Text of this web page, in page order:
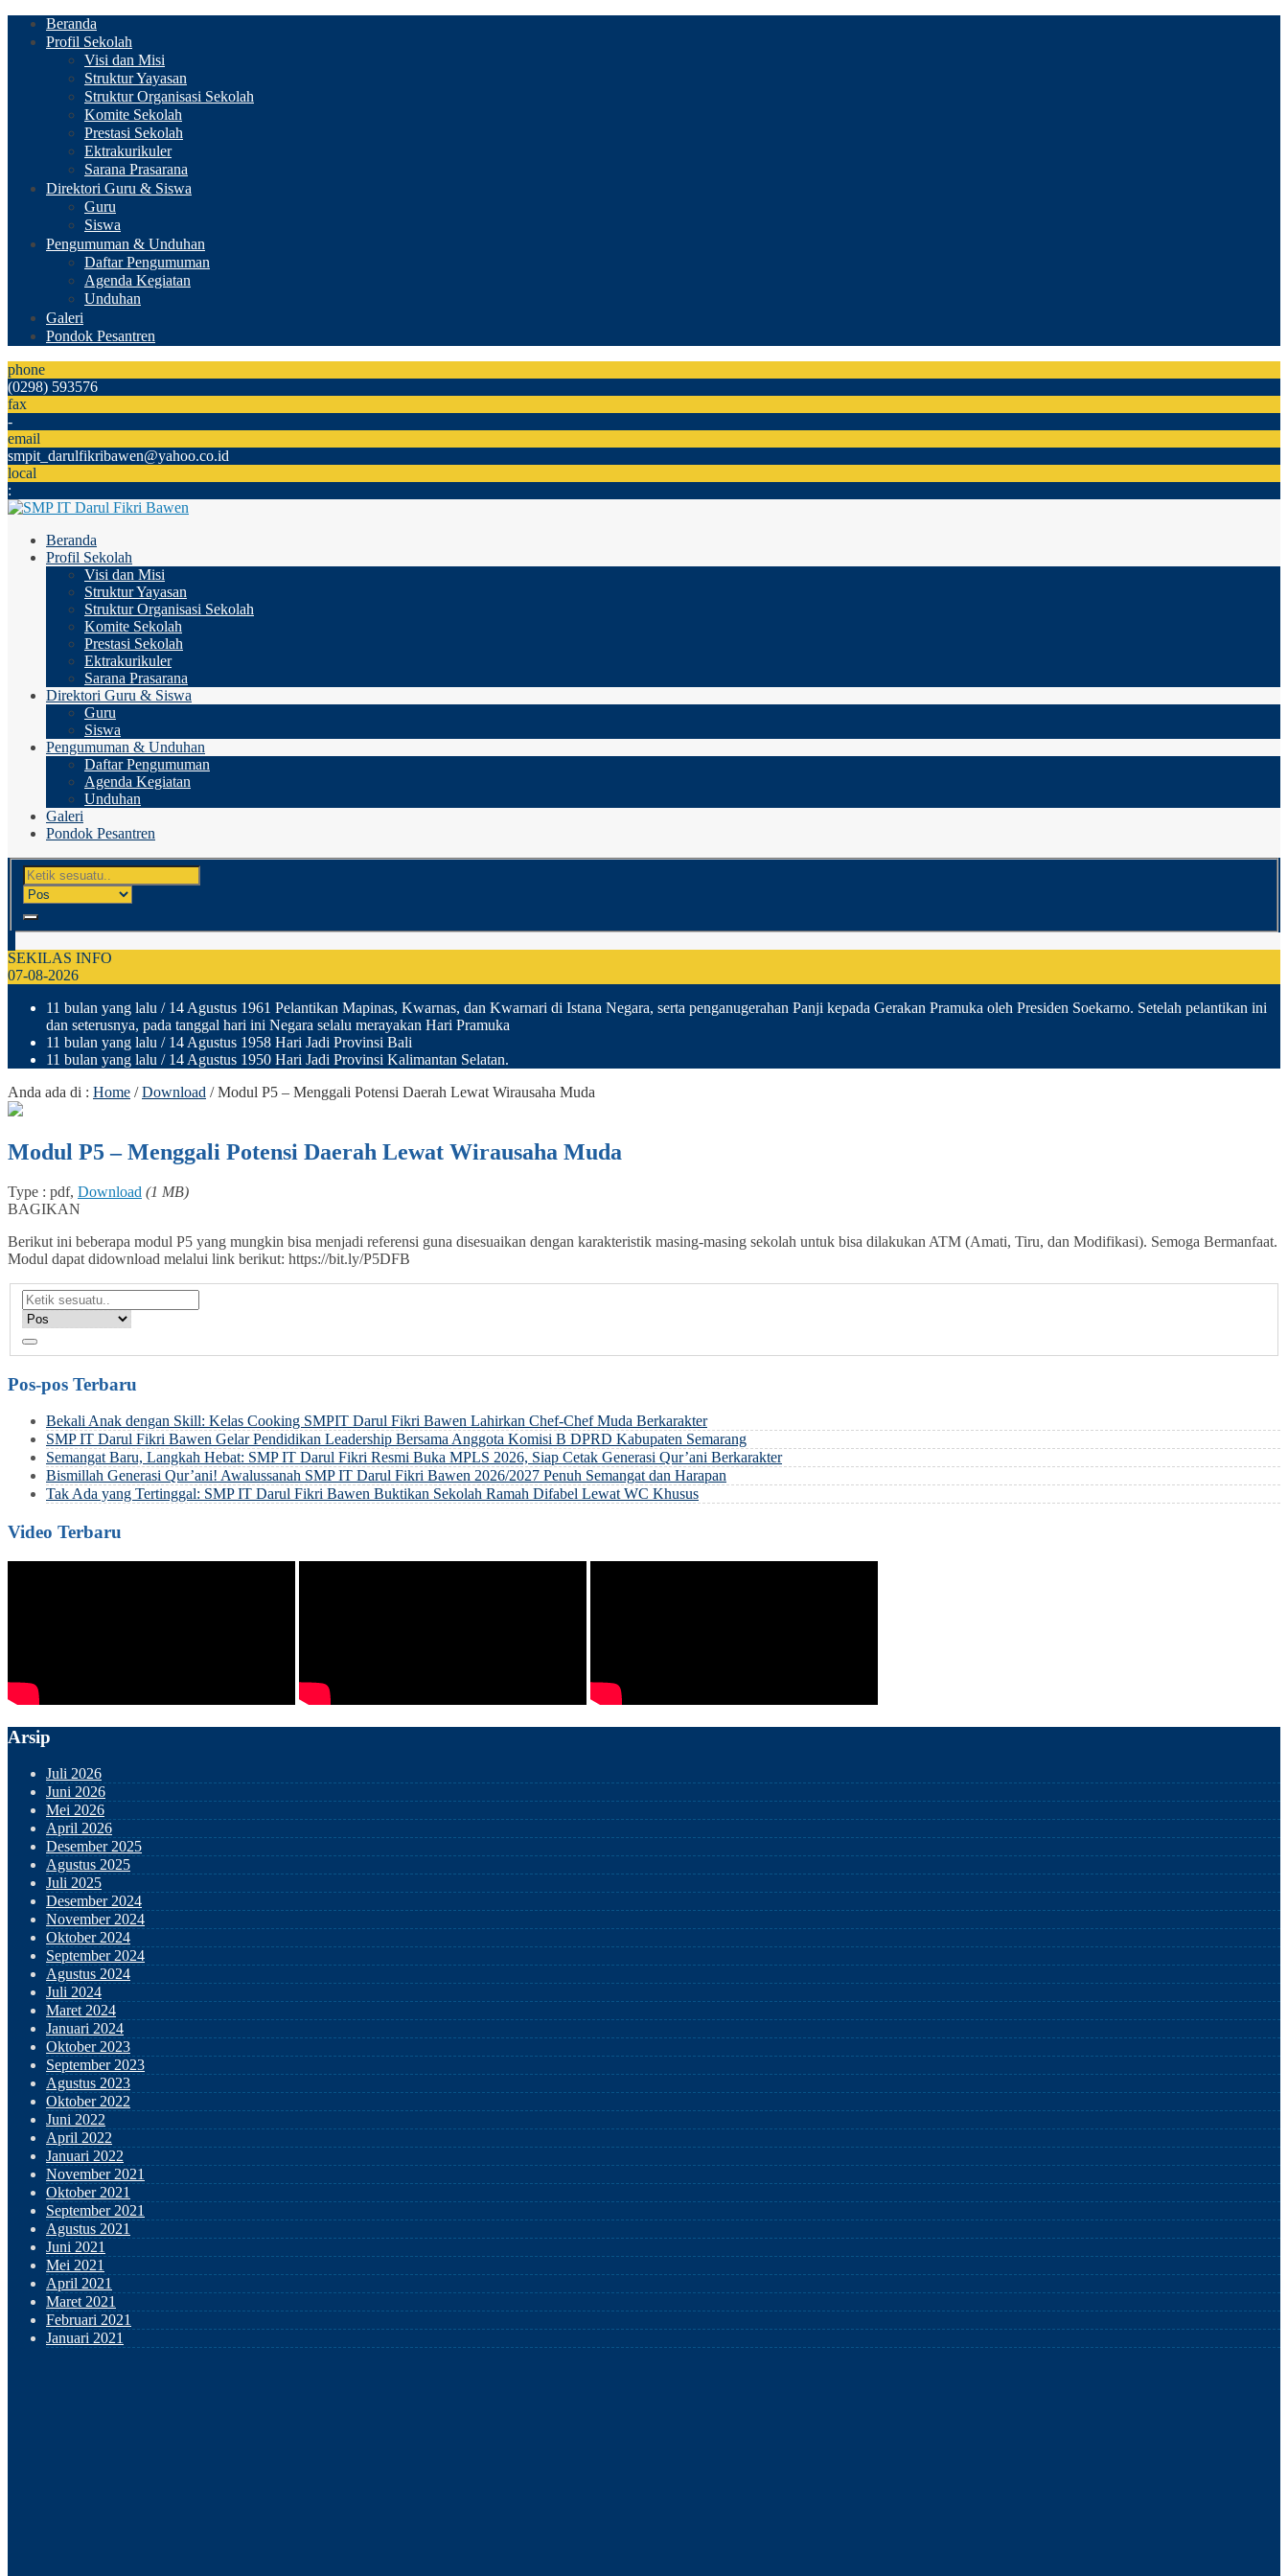
Beranda
Profil Sekolah
Visi dan Misi
Struktur Yayasan
Struktur Organisasi Sekolah
Komite Sekolah
Prestasi Sekolah
Ektrakurikuler
Sarana Prasarana
Direktori Guru & Siswa
Guru
Siswa
Pengumuman & Unduhan
Daftar Pengumuman
Agenda Kegiatan
Unduhan
Galeri
Pondok Pesantren
phone
(0298) 593576
fax
-
email
smpit_darulfikribawen@yahoo.co.id
local
:
Beranda
Profil Sekolah
Visi dan Misi
Struktur Yayasan
Struktur Organisasi Sekolah
Komite Sekolah
Prestasi Sekolah
Ektrakurikuler
Sarana Prasarana
Direktori Guru & Siswa
Guru
Siswa
Pengumuman & Unduhan
Daftar Pengumuman
Agenda Kegiatan
Unduhan
Galeri
Pondok Pesantren
SEKILAS INFO
07-08-2026
11 bulan yang lalu / 14 Agustus 1961 Pelantikan Mapinas, Kwarnas, dan Kwarnari di Istana Negara, serta penganugerahan Panji kepada Gerakan Pramuka oleh Presiden Soekarno. Setelah pelantikan ini
dan seterusnya, pada tanggal hari ini Negara selalu merayakan Hari Pramuka
11 bulan yang lalu / 14 Agustus 1958 Hari Jadi Provinsi Bali
11 bulan yang lalu / 14 Agustus 1950 Hari Jadi Provinsi Kalimantan Selatan.
Anda ada di : Home /Download /Modul P5 – Menggali Potensi Daerah Lewat Wirausaha Muda
Modul P5 – Menggali Potensi Daerah Lewat Wirausaha Muda
Type : pdf, Download (1 MB)
BAGIKAN
Berikut ini beberapa modul P5 yang mungkin bisa menjadi referensi guna disesuaikan dengan karakteristik masing-masing sekolah untuk bisa dilakukan ATM (Amati, Tiru, dan Modifikasi). Semoga Bermanfaat.
Modul dapat didownload melalui link berikut: https://bit.ly/P5DFB
Pos-pos Terbaru
Bekali Anak dengan Skill: Kelas Cooking SMPIT Darul Fikri Bawen Lahirkan Chef-Chef Muda Berkarakter
SMP IT Darul Fikri Bawen Gelar Pendidikan Leadership Bersama Anggota Komisi B DPRD Kabupaten Semarang
Semangat Baru, Langkah Hebat: SMP IT Darul Fikri Resmi Buka MPLS 2026, Siap Cetak Generasi Qur’ani Berkarakter
Bismillah Generasi Qur’ani! Awalussanah SMP IT Darul Fikri Bawen 2026/2027 Penuh Semangat dan Harapan
Tak Ada yang Tertinggal: SMP IT Darul Fikri Bawen Buktikan Sekolah Ramah Difabel Lewat WC Khusus
Video Terbaru
Arsip
Juli 2026
Juni 2026
Mei 2026
April 2026
Desember 2025
Agustus 2025
Juli 2025
Desember 2024
November 2024
Oktober 2024
September 2024
Agustus 2024
Juli 2024
Maret 2024
Januari 2024
Oktober 2023
September 2023
Agustus 2023
Oktober 2022
Juni 2022
April 2022
Januari 2022
November 2021
Oktober 2021
September 2021
Agustus 2021
Juni 2021
Mei 2021
April 2021
Maret 2021
Februari 2021
Januari 2021